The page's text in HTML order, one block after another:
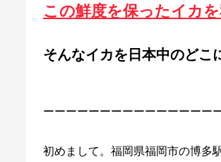
この鮮度を保ったイカ
そんなイカを日本中のどこ
ーーーーーーーーーーーーーーー
初めまして。福岡県福岡市の博多